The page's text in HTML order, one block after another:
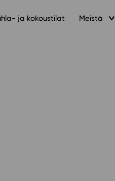
ja kokoustilat Meistä